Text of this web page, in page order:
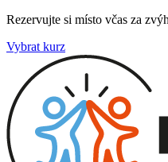
Rezervujte si místo včas za
Vybrat kurz